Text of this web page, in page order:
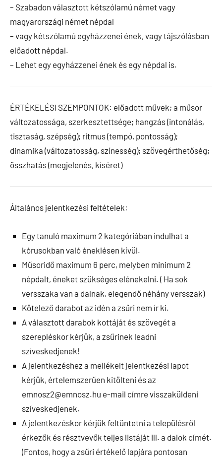
– Szabadon választott kétszólamú német vagy
magyarországi német népdal
– vagy kétszólamú egyházzenei ének, vagy tájszólásban
előadott népdal.
– Lehet egy egyházzenei ének és egy népdal is.
ÉRTÉKELÉSI SZEMPONTOK: előadott művek; a műsor
változatossága, szerkesztettsége; hangzás (intonálás,
tisztaság, szépség); ritmus (tempó, pontosság);
dinamika (változatosság, színesség); szövegérthetőség;
összhatás (megjelenés, kíséret)
Általános jelentkezési feltételek:
Egy tanuló maximum 2 kategóriában indulhat a
kórusokban való éneklésen kívül.
Műsoridő maximum 6 perc, melyben minimum 2
népdalt, éneket szükséges elénekelni. ( Ha sok
versszaka van a dalnak, elegendő néhány versszak)
Kötelező darabot az idén a zsűri nem ír ki.
A választott darabok kottáját és szövegét a
szerepléskor kérjük, a zsűrinek leadni
szíveskedjenek!
A jelentkezéshez a mellékelt jelentkezési lapot
kérjük, értelemszerűen kitölteni és az
emnosz2@emnosz.hu e-mail címre visszaküldeni
szíveskedjenek.
A jelentkezéskor kérjük feltüntetni a településről
érkezők és résztvevők teljes listáját ill. a dalok címét.
(Fontos, hogy a zsűri értékelő lapjára pontosan